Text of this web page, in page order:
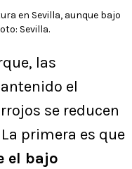
en Sevilla, aunque bajo
Sevilla.
las
el
se reducen
primera es que
el bajo